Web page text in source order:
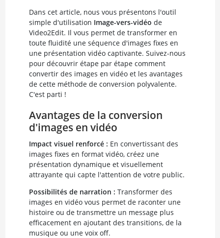
Dans cet article, nous vous présentons l'outil
simple d'utilisation Image-vers-vidéo de
Video2Edit. Il vous permet de transformer en
toute fluidité une séquence d'images fixes en
une présentation vidéo captivante. Suivez-nous
pour découvrir étape par étape comment
convertir des images en vidéo et les avantages
de cette méthode de conversion polyvalente.
C'est parti !
Avantages de la conversion
d'images en vidéo
Impact visuel renforcé : En convertissant des
images fixes en format vidéo, créez une
présentation dynamique et visuellement
attrayante qui capte l'attention de votre public.
Possibilités de narration : Transformer des
images en vidéo vous permet de raconter une
histoire ou de transmettre un message plus
efficacement en ajoutant des transitions, de la
musique ou une voix off.